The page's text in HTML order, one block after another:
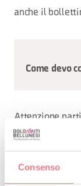
Consenso
anche il
Come devo
Attenzione
pericolo di
mutamenti del
cambia